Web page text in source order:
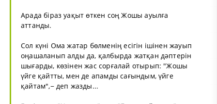
Арада біраз уақыт өткен соң Жошы ауылға
аттанды.
Сол күні Ома жатар бөлменің есігін ішінен жауып
оңашаланып алды да, қалбырда жатқан дәптерін
шығарды, көзінен жас сорғалай отырып: "Жошы
үйге қайтты, мен де апамды сағындым, үйге
қайтам",− деп жазды...